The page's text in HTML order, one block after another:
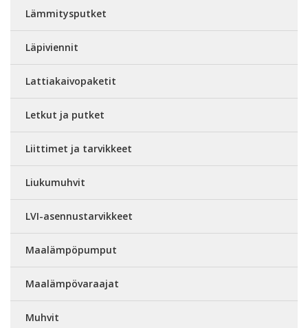
Lämmitysputket
Läpiviennit
Lattiakaivopaketit
Letkut ja putket
Liittimet ja tarvikkeet
Liukumuhvit
LVI-asennustarvikkeet
Maalämpöpumput
Maalämpövaraajat
Muhvit